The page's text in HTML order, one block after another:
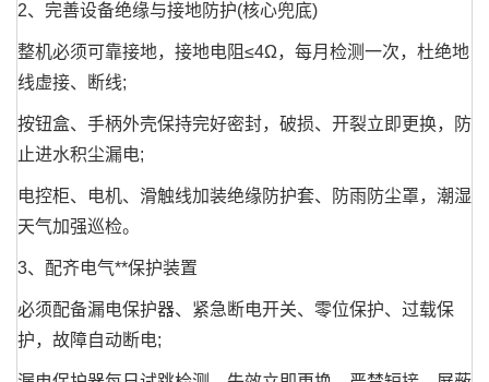
2、完善设备绝缘与接地防护(核心兜底)
整机必须可靠接地，接地电阻≤4Ω，每月检测一次，杜绝地
线虚接、断线;
按钮盒、手柄外壳保持完好密封，破损、开裂立即更换，防
止进水积尘漏电;
电控柜、电机、滑触线加装绝缘防护套、防雨防尘罩，潮湿
天气加强巡检。
3、配齐电气**保护装置
必须配备漏电保护器、紧急断电开关、零位保护、过载保
护，故障自动断电;